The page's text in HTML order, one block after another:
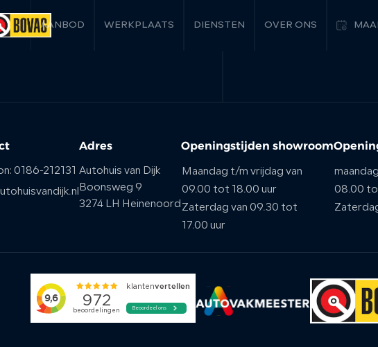
AANBOD WERKPLAATS DIENSTEN OVER ONS
0186-212131
Adres
Autohuis van Dijk
Boonsweg 9
3274 LH Heinenoord
Openingstijden showroom
Maandag t/m vrijdag van
09.00 tot 18.00 uur
Zaterdag van 09.30 tot
17.00 uur
08.00